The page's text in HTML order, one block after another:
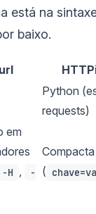
está na
baixo.
Python
requests)
em
-H ,
-
Compacta
(